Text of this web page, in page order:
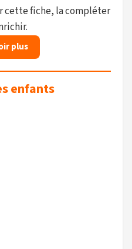
cette fiche, la compléter
plus
enfants